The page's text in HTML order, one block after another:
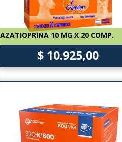
AZATIOPRINA 10 MG X 20 COMP.
$ 10.925,00